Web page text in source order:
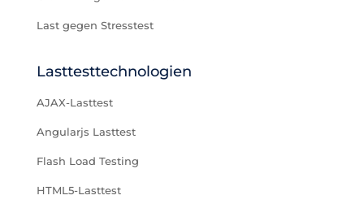
Last gegen Stresstest
Lasttesttechnologien
AJAX-Lasttest
Angularjs Lasttest
Flash Load Testing
HTML5-Lasttest